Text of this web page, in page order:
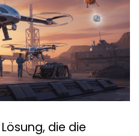
die die